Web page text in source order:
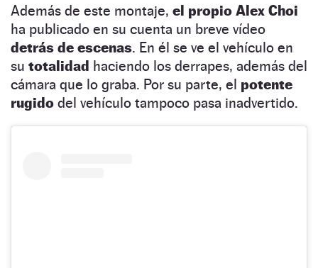
Además de este montaje, el propio Alex Choi
ha publicado en su cuenta un breve vídeo
detrás de escenas. En él se ve el vehículo en
su totalidad haciendo los derrapes, además del
cámara que lo graba. Por su parte, el potente
rugido del vehículo tampoco pasa inadvertido.